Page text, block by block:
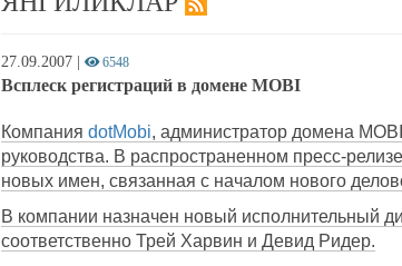
27.09.2007 6548
Всплеск регистраций в домене MOBI
Компания dotMobi, администратор домена
руководства. В распространенном пресс-
новых имен, связанная с началом нового
В компании назначен новый исполнительный
соответственно Трей Харвин и Девид Ридер.